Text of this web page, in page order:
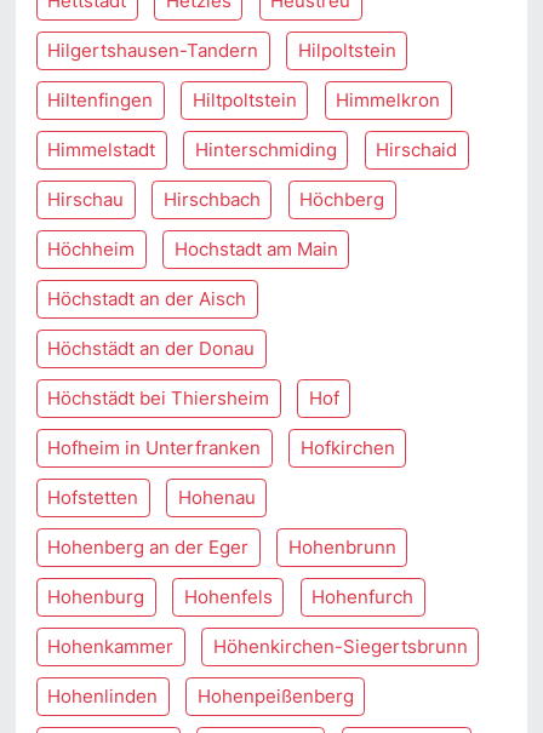
Hilgertshausen-Tandern Hilpoltstein
Hiltenfingen Hiltpoltstein Himmelkron
Himmelstadt Hinterschmiding Hirschaid
Hirschau Hirschbach Höchberg
Höchheim Hochstadt am Main
Höchstadt an der Aisch
Höchstädt an der Donau
Höchstädt bei Thiersheim Hof
Hofheim in Unterfranken Hofkirchen
Hofstetten Hohenau
Hohenberg an der Eger Hohenbrunn
Hohenburg Hohenfels Hohenfurch
Hohenkammer Höhenkirchen-Siegertsbrunn
Hohenlinden Hohenpeißenberg